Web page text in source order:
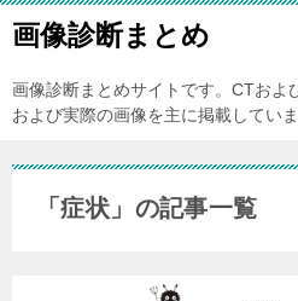
画像診断まとめ
画像診断まとめサイトです。CTおよ
および実際の画像を主に掲載していま
「症状」の記事一覧